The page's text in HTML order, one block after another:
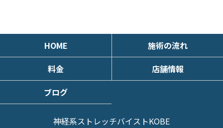
HOME
施術の流れ
料金
店舗情報
ブログ
神経系ストレッチバイストKOBE